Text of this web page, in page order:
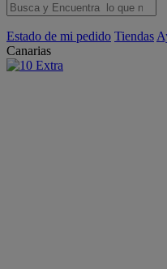
Estado de mi pedido Tiendas
Canarias